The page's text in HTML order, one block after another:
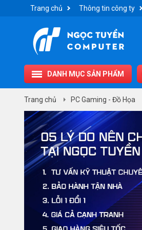
Trang chủ Thông tin công ty
DANH MỤC SẢN PHẨM
Trang chủ PC Gaming - Đồ Họa